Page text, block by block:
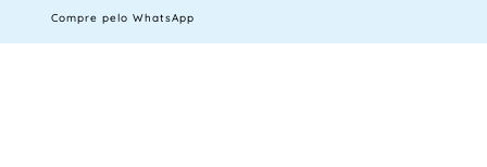
Compre pelo WhatsApp